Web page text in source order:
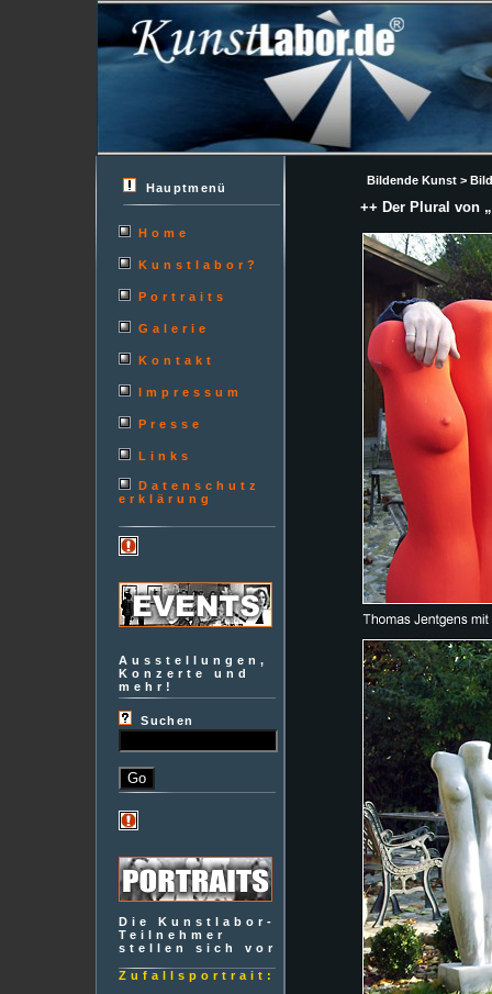
Hauptmenü
Home
Kunstlabor?
Portraits
Galerie
Kontakt
Impressum
Presse
Links
Datenschutz
erklärung
Ausstellungen,
Konzerte und
mehr!
Suchen
Die Kunstlabor-
Teilnehmer
stellen sich vor
Zufallsportrait:
Bildende Kunst >
++ Der Plural von